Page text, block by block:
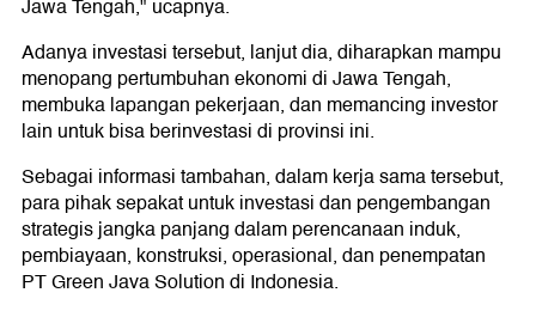
Jawa Tengah," ucapnya.
Adanya investasi tersebut, lanjut dia, diharapkan mampu
menopang pertumbuhan ekonomi di Jawa Tengah,
membuka lapangan pekerjaan, dan memancing investor
lain untuk bisa berinvestasi di provinsi ini.
Sebagai informasi tambahan, dalam kerja sama tersebut,
para pihak sepakat untuk investasi dan pengembangan
strategis jangka panjang dalam perencanaan induk,
pembiayaan, konstruksi, operasional, dan penempatan
PT Green Java Solution di Indonesia.